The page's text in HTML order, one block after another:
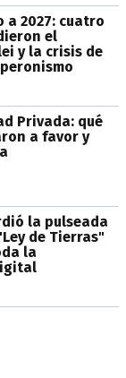
a 2027: cuatro
el
y la crisis de
Privada: qué
a favor y
la pulseada
de Tierras"
la